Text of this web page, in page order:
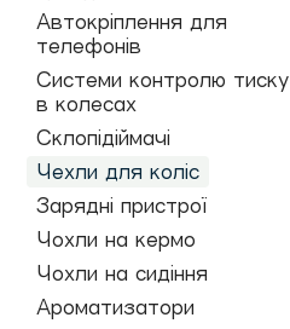
Автокріплення для
телефонів
Системи контролю тиску
в колесах
Склопідіймачі
Чехли для коліс
Зарядні пристрої
Чохли на кермо
Чохли на сидіння
Ароматизатори